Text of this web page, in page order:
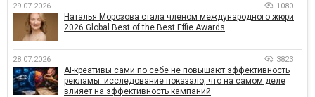
29.07.2026 1080
Наталья Морозова стала членом международного жюри
2026 Global Best of the Best Effie Awards
28.07.2026 3823
AI-креативы сами по себе не повышают эффективность
рекламы: исследование показало, что на самом деле
влияет на эффективность кампаний